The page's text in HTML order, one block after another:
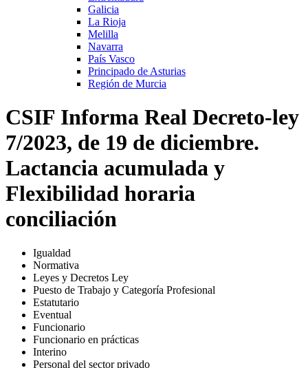
Galicia
La Rioja
Melilla
Navarra
País Vasco
Principado de Asturias
Región de Murcia
CSIF Informa Real Decreto-ley
7/2023, de 19 de diciembre.
Lactancia acumulada y
Flexibilidad horaria
conciliación
Igualdad
Normativa
Leyes y Decretos Ley
Puesto de Trabajo y Categoría Profesional
Estatutario
Eventual
Funcionario
Funcionario en prácticas
Interino
Personal del sector privado